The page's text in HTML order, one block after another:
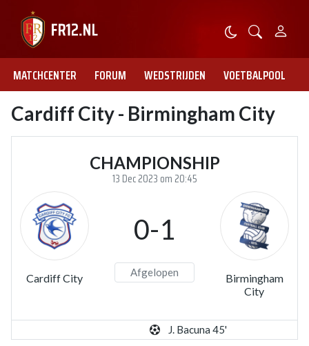
MATCHCENTER FORUM WEDSTRIJDEN VOETBALPOOL
Cardiff City - Birmingham City
CHAMPIONSHIP
13 Dec 2023 om 20:45
Cardiff City
0-1
Afgelopen
Birmingham
City
J. Bacuna 45'